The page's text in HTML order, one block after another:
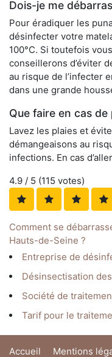
Dois-je me
Pour éradiquer les
désinfecter votre
100°C. Si toutefois
conseillerons d’éviter
au risque de l’infecter
dans une grande
Que faire en cas
Lavez les plaies et
démangeaisons au
infections. En cas
4.9 / 5 (115 votes)
Comment se
Hauts-de-Seine ?
Entreprise de
Désinsectisation
Société de
Tarif pour le
Accueil Mentions